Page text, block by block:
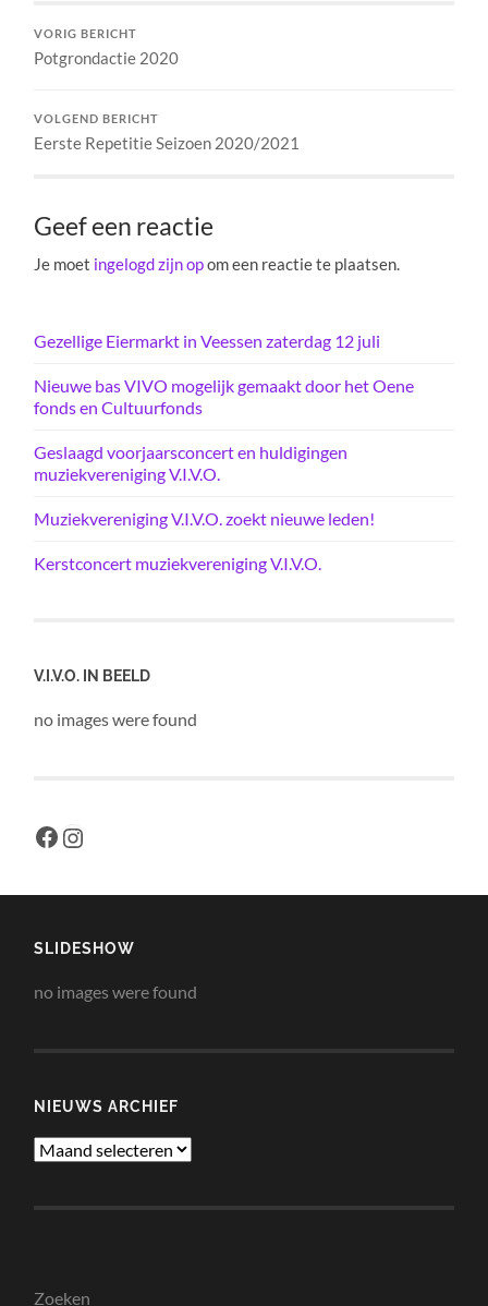
VORIG BERICHT
Potgrondactie 2020
VOLGEND BERICHT
Eerste Repetitie Seizoen 2020/2021
Geef een reactie
Je moet ingelogd zijn opom een reactie te plaatsen.
Gezellige Eiermarkt in Veessen zaterdag 12 juli
Nieuwe bas VIVO mogelijk gemaakt door het Oene
fonds en Cultuurfonds
Geslaagd voorjaarsconcert en huldigingen
muziekvereniging V.I.V.O.
Muziekvereniging V.I.V.O. zoekt nieuwe leden!
Kerstconcert muziekvereniging V.I.V.O.
V.I.V.O. IN BEELD
no images were found
Facebook
Instagram
SLIDESHOW
no images were found
NIEUWS ARCHIEF
Nieuws
Zoeken